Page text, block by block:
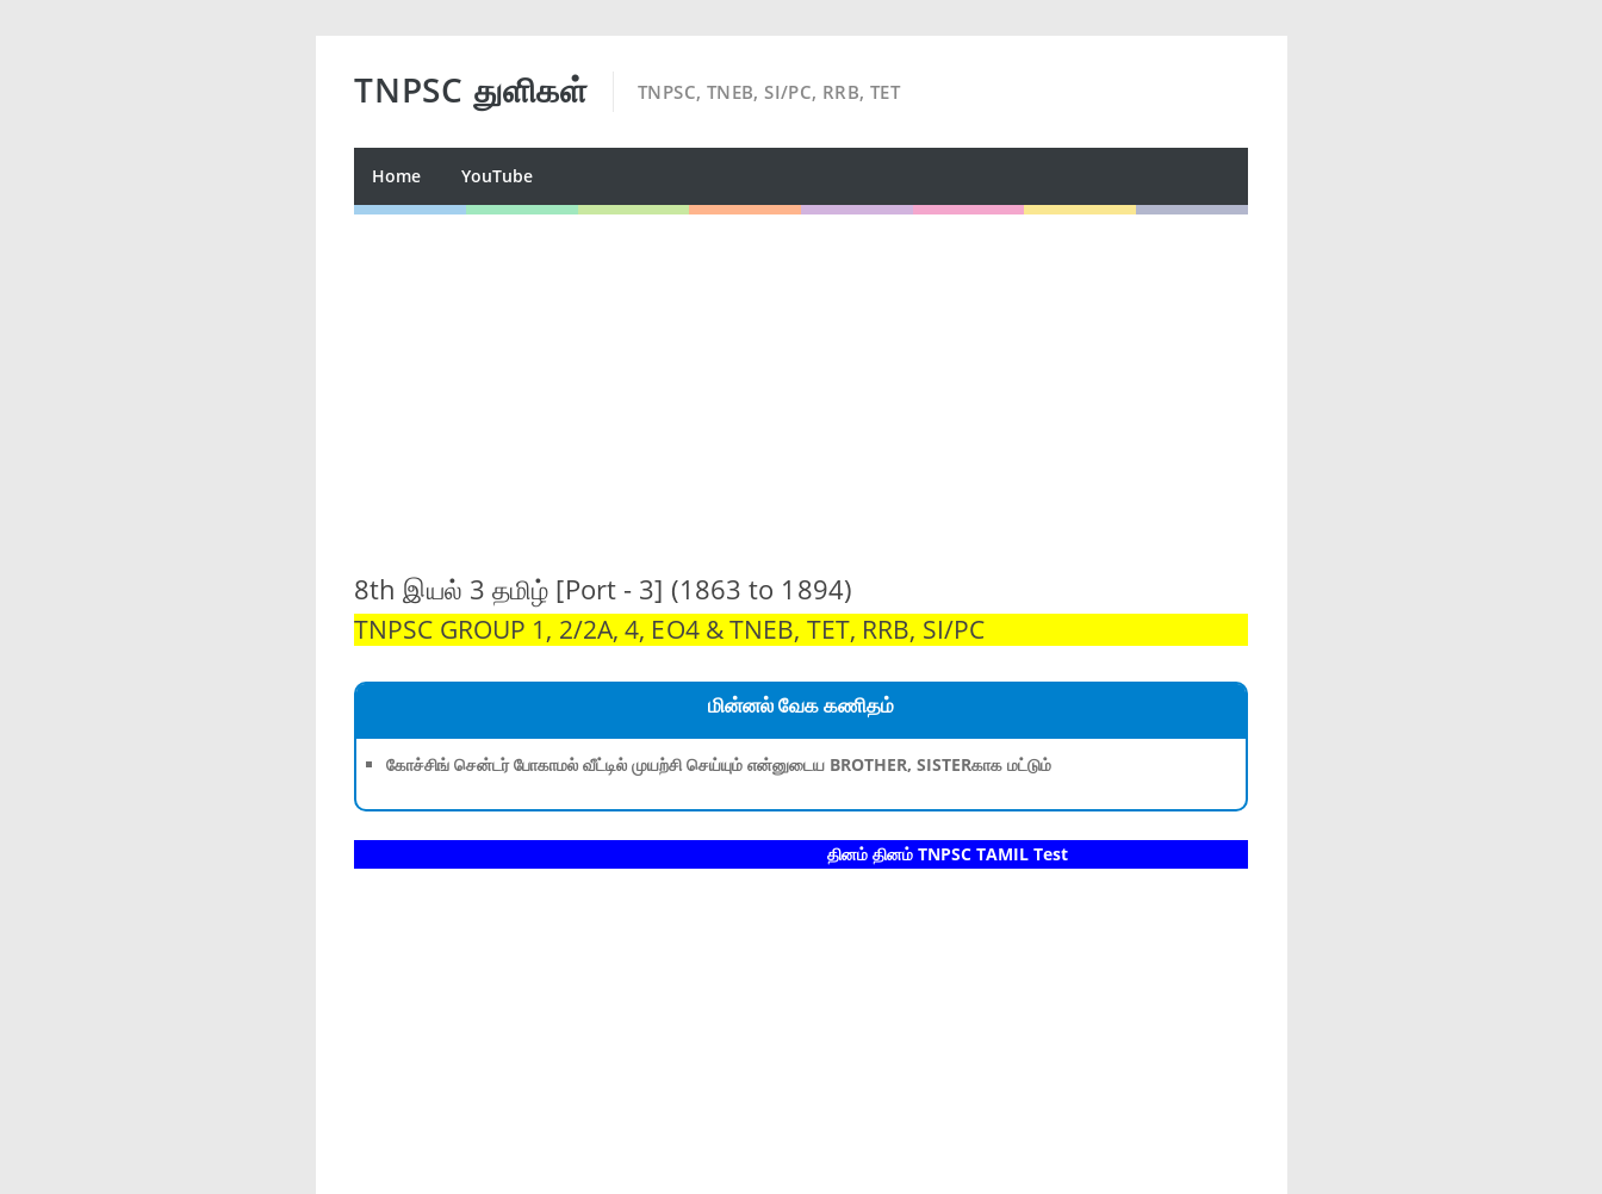
TNPSC துளிகள் TNPSC, TNEB, SI/PC, RRB, TET
Home YouTube
8th இயல் 3 தமிழ் [Port - 3] (1863 to 1894)
TNPSC GROUP 1, 2/2A, 4, EO4 & TNEB, TET, RRB, SI/PC
மின்னல் வேக கணிதம்
கோச்சிங் சென்டர் போகாமல் வீட்டில் முயற்சி செய்யும் என்னுடைய BROTHER, SISTERகாக மட்டும்
தினம் தினம் TNPSC TAMIL Test